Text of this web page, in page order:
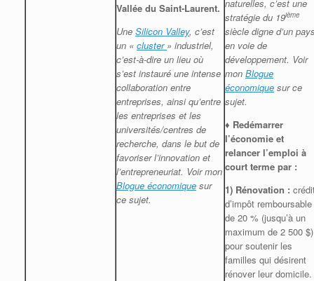
Vallée du Saint-Laurent.
Une Silicon Valley, c’est
un « cluster » industriel,
c’est-à-dire un lieu où
s’est instauré une intense
collaboration entre
entreprises, ainsi qu’entre
les entreprises et les
universités/centres de
recherche, dans le but de
favoriser l’innovation et
l’entrepreneuriat. Voir mon
Blogue économique sur
ce sujet.
naturelles, c’est une
stratégie du 19ième
siècle digne d’un
en voie de
développement. Voir
mon Blogue
économique sur ce
sujet.
♦ Redémarrer
l’économie et
relancer l’emploi à
court terme par :
1) Rénovation :
d’impôt remboursable
de 20 % (jusqu’à un
maximum de 2 500 $)
pour soutenir les
familles qui désirent
rénover leur domicile.